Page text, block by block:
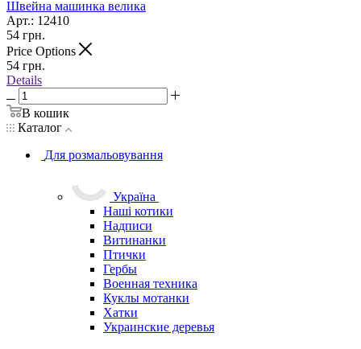
Швейна машинка велика
Арт.: 12410
54 грн.
Price Options
54 грн.
Details
В кошик
Каталог
Для розмальовування
Україна
Наші котики
Надписи
Витинанки
Птички
Гербы
Военная техника
Куклы мотанки
Хатки
Украинские деревья